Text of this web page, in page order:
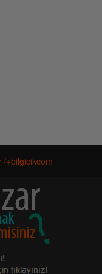
/+bilgicikcom